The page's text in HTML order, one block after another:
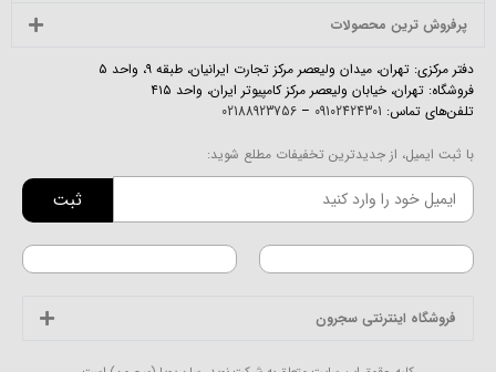
پرفروش ترین محصولات
دفتر مرکزی: تهران، میدان ولیعصر مرکز تجارت ایرانیان، طبقه ۹، واحد ۵
فروشگاه: تهران، خیابان ولیعصر مرکز کامپیوتر ایران، واحد ۴۱۵
تلفن‌های تماس: 09102424301
–
02188923756
با ثبت ایمیل، از جدیدترین تخفیفات مطلع شوید:
ثبت
فروشگاه اینترنتی سجرون